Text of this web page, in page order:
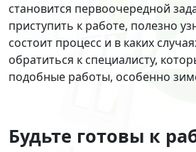
становится первоочередной
приступить к работе, полезно
состоит процесс и в каких
обратиться к специалисту,
подобные работы, особенно
Будьте готовы к